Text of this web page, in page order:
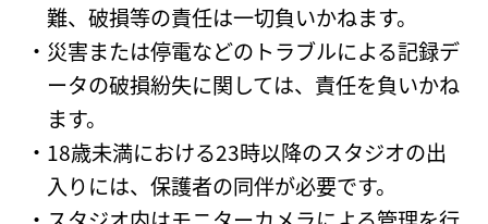
難、破損等の責任は一切負いかねます。
災害または停電などのトラブルによる記録デ
ータの破損紛失に関しては、責任を負いかね
ます。
18歳未満における23時以降のスタジオの出
入りには、保護者の同伴が必要です。